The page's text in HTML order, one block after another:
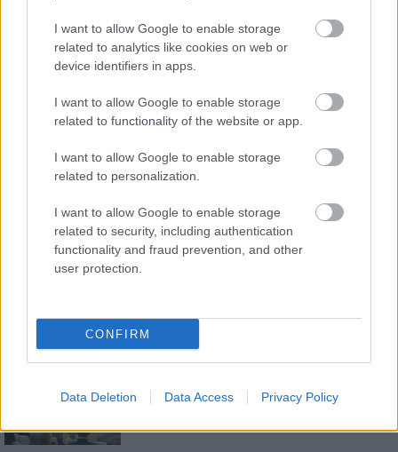
I want to allow Google to enable storage
related to analytics like cookies on web or
device identifiers in apps.
I want to allow Google to enable storage
related to functionality of the website or app.
I want to allow Google to enable storage
related to personalization.
I want to allow Google to enable storage
related to security, including authentication
functionality and fraud prevention, and other
user protection.
CONFIRM
Data Deletion Data Access Privacy Policy
HÍRLEVÉL
Feliratkozom a hírlevélre és elfogadom az
adatvédelmi
szabályzatot!
FELIRATKOZÁS
LEGNÉZETTEBB
Indul a diákok pénzügyi ismereteit